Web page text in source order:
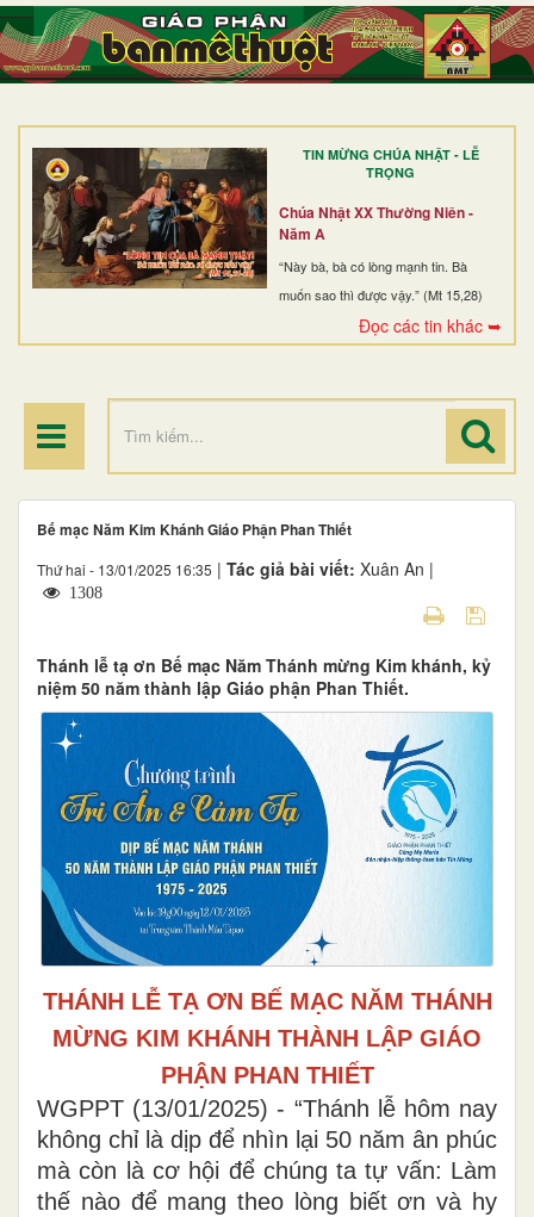
TIN MỪNG CHÚA NHẬT - LỄ
TRỌNG
Chúa Nhật XX Thường Niên -
Năm A
“Này bà, bà có lòng mạnh tin. Bà
muốn sao thì được vậy.” (Mt 15,28)
Đọc các tin khác ➥
TRANG NHẤT
GIỚI THIỆU
DÒNG TU
BAN MỤC VỤ
ĐOÀN THỂ CG
ĐIỂM HÀNH HƯƠNG
Bế mạc Năm Kim Khánh Giáo Phận Phan Thiết
Thứ hai - 13/01/2025 16:35 | Tác giả bài viết: Xuân An |
1308
Thánh lễ tạ ơn Bế mạc Năm Thánh mừng Kim khánh, kỷ
niệm 50 năm thành lập Giáo phận Phan Thiết.
THÁNH LỄ TẠ ƠN BẾ MẠC NĂM THÁNH
MỪNG KIM KHÁNH THÀNH LẬP GIÁO
PHẬN PHAN THIẾT
WGPPT (13/01/2025) - “Thánh lễ hôm nay
không chỉ là dịp để nhìn lại 50 năm ân phúc
mà còn là cơ hội để chúng ta tự vấn: Làm
thế nào để mang theo lòng biết ơn và hy